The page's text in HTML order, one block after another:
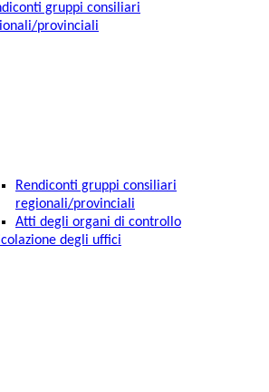
gruppi consiliari
provinciali
Rendiconti gruppi consiliari
regionali/provinciali
Atti degli organi di controllo
degli uffici